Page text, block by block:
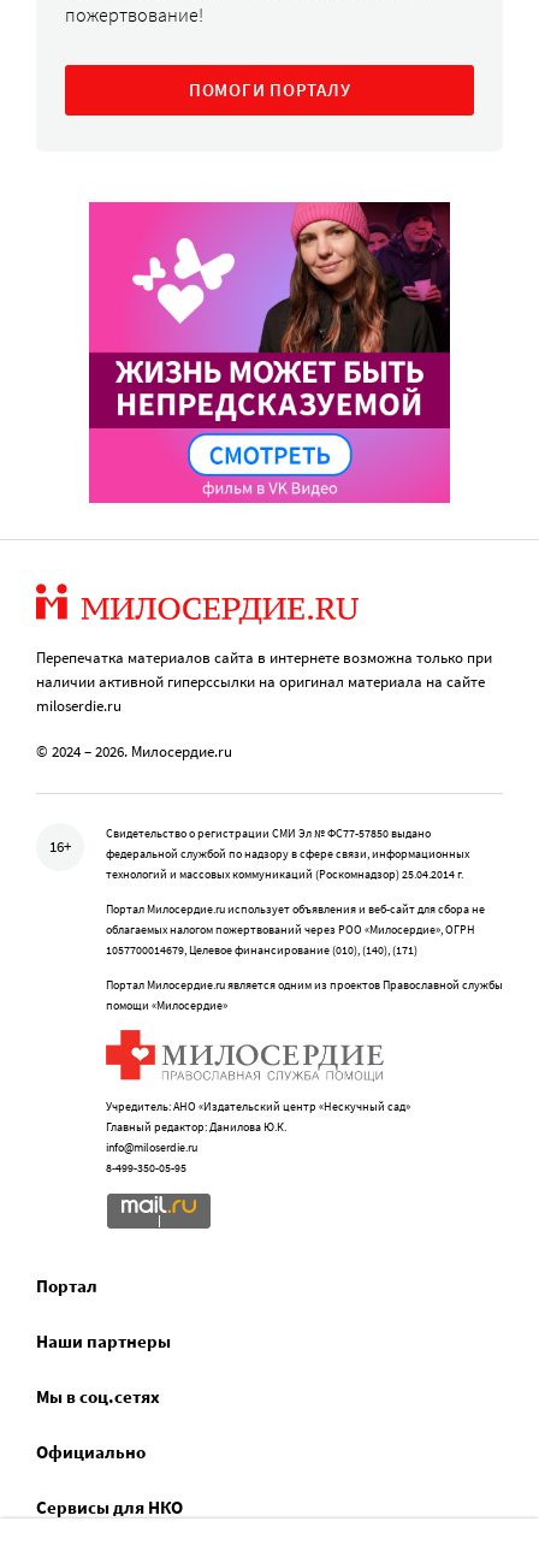
пожертвование!
ПОМОГИ ПОРТАЛУ
Перепечатка материалов сайта в интернете возможна только при
наличии активной гиперссылки на оригинал материала на сайте
miloserdie.ru
© 2024 – 2026. Милосердие.ru
16+
Свидетельство о регистрации СМИ Эл № ФС77-57850 выдано
федеральной службой по надзору в сфере связи, информационных
технологий и массовых коммуникаций (Роскомнадзор) 25.04.2014 г.
Портал Милосердие.ru использует объявления и веб-сайт для сбора не
облагаемых налогом пожертвований через РОО «Милосердие», ОГРН
1057700014679, Целевое финансирование (010), (140), (171)
Портал Милосердие.ru является одним из проектов Православной службы
помощи «Милосердие»
Учредитель: АНО «Издательский центр «Нескучный сад»
Главный редактор: Данилова Ю.К.
info@miloserdie.ru
8-499-350-05-95
Портал
Наши партнеры
Мы в соц.сетях
Официально
Сервисы для НКО